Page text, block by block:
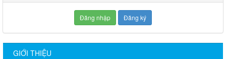
Đăng nhập Đăng ký
GIỚI THIỆU